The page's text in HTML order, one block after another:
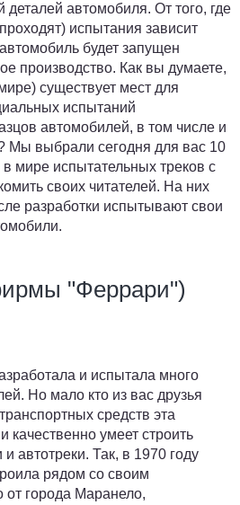
деталей автомобиля. От того, где
испытания зависит
будет запущен
производство. Как вы думаете,
существует мест для
испытаний
автомобилей, в том числе и
Мы выбрали сегодня для вас 10
мире испытательных треков с
своих читателей. На них
разработки испытывают свои
"Феррари")
и испытала много
Но мало кто из вас друзья
средств эта
качественно умеет строить
автотреки. Так, в 1970 году
рядом со своим
от города Маранело,